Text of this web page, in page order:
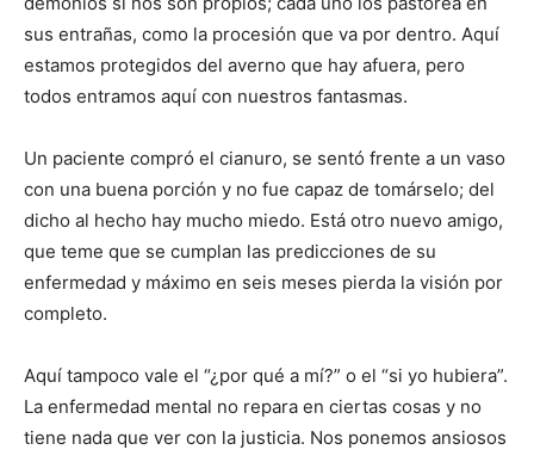
sus entrañas, como la procesión que va por dentro. Aquí
estamos protegidos del averno que hay afuera, pero
todos entramos aquí con nuestros fantasmas.
Un paciente compró el cianuro, se sentó frente a un vaso
con una buena porción y no fue capaz de tomárselo; del
dicho al hecho hay mucho miedo. Está otro nuevo amigo,
que teme que se cumplan las predicciones de su
enfermedad y máximo en seis meses pierda la visión por
completo.
Aquí tampoco vale el “¿por qué a mí?” o el “si yo hubiera”.
La enfermedad mental no repara en ciertas cosas y no
tiene nada que ver con la justicia. Nos ponemos ansiosos